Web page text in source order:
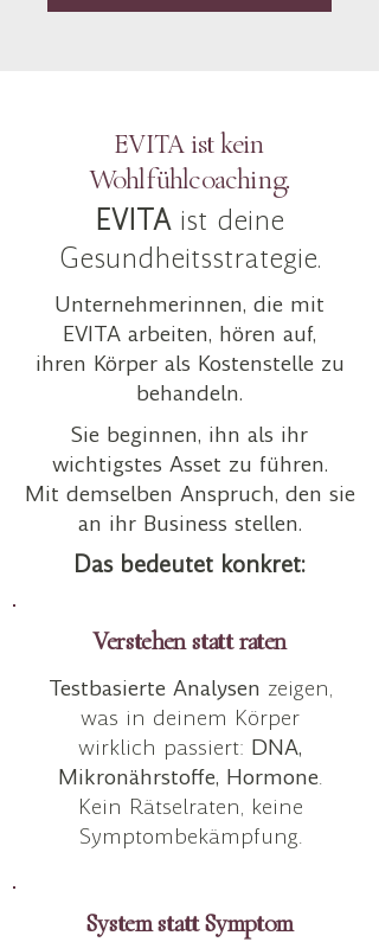
EVITA ist kein
Wohlfühlcoaching.
EVITAist deine
Gesundheitsstrategie.
Unternehmerinnen, die mit
EVITA arbeiten, hören auf,
ihren Körper als Kostenstelle zu
behandeln.
Sie beginnen, ihn als ihr
wichtigstes Asset zu führen.
Mit demselben Anspruch, den sie
an ihr Business stellen.
Das bedeutet konkret:
Verstehen statt raten
Testbasierte Analysen zeigen,
was in deinem Körper
wirklich passiert: DNA,
Mikronährstoffe, Hormone.
Kein Rätselraten, keine
Symptombekämpfung.
System statt Symptom